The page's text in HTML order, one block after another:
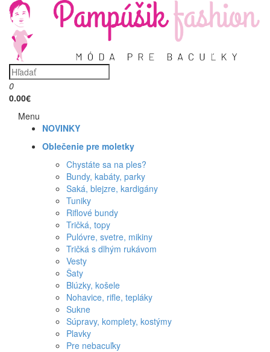
0
0.00€
Menu
NOVINKY
Oblečenie pre moletky
Chystáte sa na ples?
Bundy, kabáty, parky
Saká, blejzre, kardigány
Tuniky
Riflové bundy
Tričká, topy
Pulóvre, svetre, mikiny
Tričká s dlhým rukávom
Vesty
Šaty
Blúzky, košele
Nohavice, rifle, tepláky
Sukne
Súpravy, komplety, kostýmy
Plavky
Pre nebacuľky